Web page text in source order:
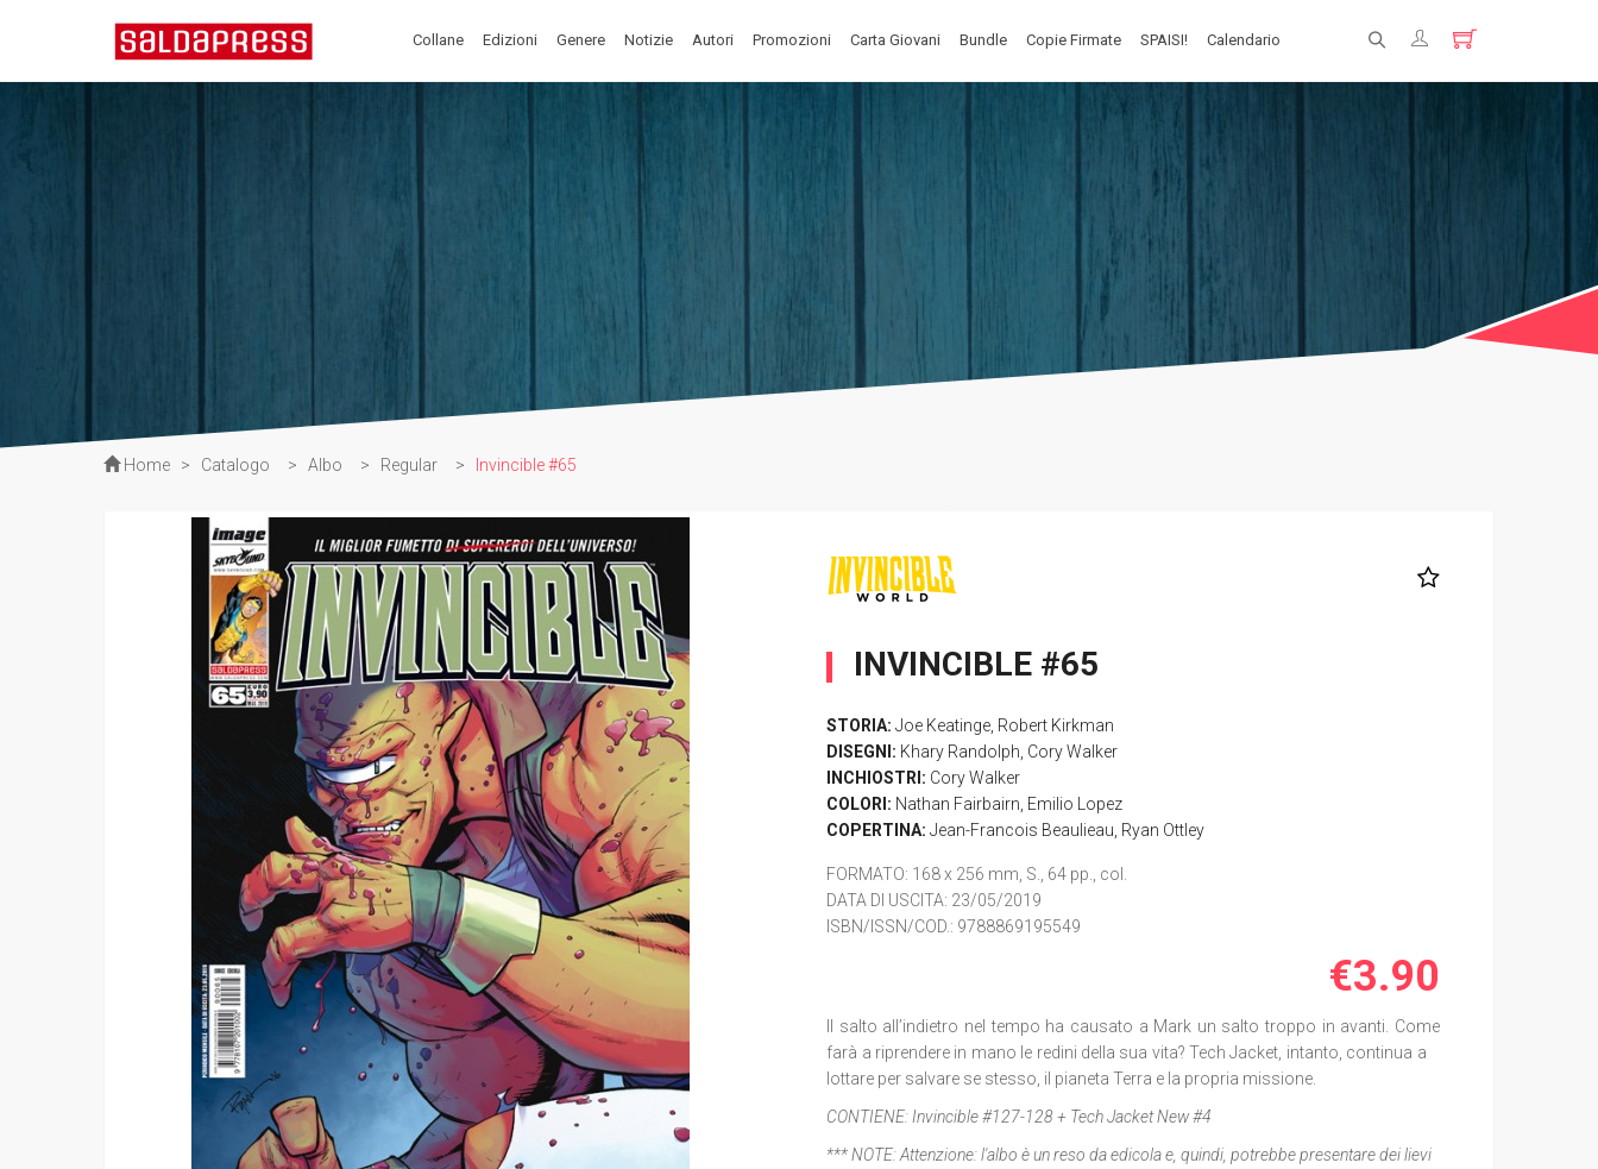
Collane Edizioni Genere Notizie Autori Promozioni Carta Giovani Bundle Copie Firmate SPAISI! Calendario
Home > Catalogo > Albo > Regular > Invincible #65
INVINCIBLE #65
STORIA: Joe Keatinge Robert Kirkman
DISEGNI: Khary Randolph Cory Walker
INCHIOSTRI: Cory Walker
COLORI: Nathan Fairbairn Emilio Lopez
COPERTINA: Jean-Francois Beaulieau Ryan Ottley
FORMATO: 168 x 256 mm, S., 64 pp., col.
DATA DI USCITA: 23/05/2019
ISBN/ISSN/COD.: 9788869195549
€3.90
Il salto all’indietro nel tempo ha causato a Mark un salto troppo in avanti. Come
farà a riprendere in mano le redini della sua vita? Tech Jacket, intanto, continua a
lottare per salvare se stesso, il pianeta Terra e la propria missione.
CONTIENE: Invincible #127-128 + Tech Jacket New #4
*** NOTE:Attenzione: l'albo è un reso da edicola e, quindi, potrebbe presentare dei lievi